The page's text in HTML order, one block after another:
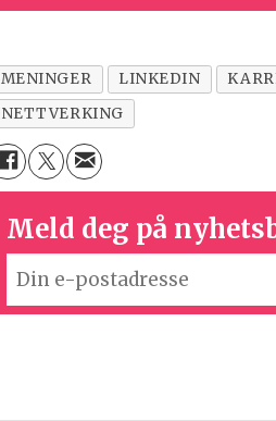
MENINGER LINKEDIN
NETTVERKING
Meld deg på